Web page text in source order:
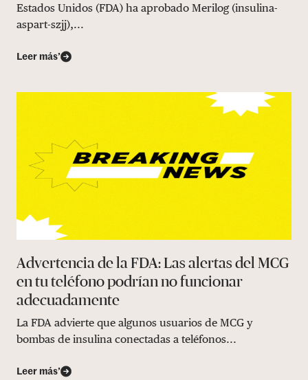
Estados Unidos (FDA) ha aprobado Merilog (insulina-
aspart-szjj),...
Leer más’
Advertencia de la FDA: Las alertas del MCG
en tu teléfono podrían no funcionar
adecuadamente
La FDA advierte que algunos usuarios de MCG y
bombas de insulina conectadas a teléfonos...
Leer más’